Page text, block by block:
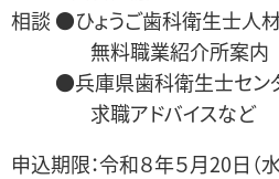
相談 ●ひょうご歯科衛生士人
無料職業紹介所案内
●兵庫県歯科衛生士セン
求職アドバイスなど
申込期限：令和８年５月20日（水